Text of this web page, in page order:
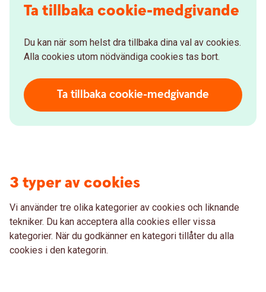
Ta tillbaka cookie-medgivande
Du kan när som helst dra tillbaka dina val av cookies.
Alla cookies utom nödvändiga cookies tas bort.
Ta tillbaka cookie-medgivande
3 typer av cookies
Vi använder tre olika kategorier av cookies och liknande
tekniker. Du kan acceptera alla cookies eller vissa
kategorier. När du godkänner en kategori tillåter du alla
cookies i den kategorin.